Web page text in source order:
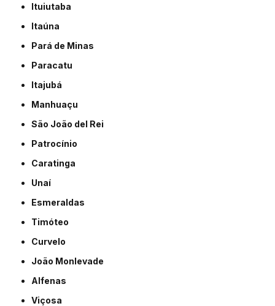
Ituiutaba
Itaúna
Pará de Minas
Paracatu
Itajubá
Manhuaçu
São João del Rei
Patrocínio
Caratinga
Unaí
Esmeraldas
Timóteo
Curvelo
João Monlevade
Alfenas
Viçosa